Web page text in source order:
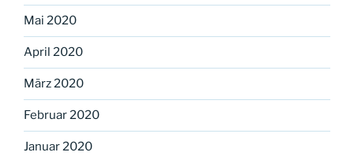
Mai 2020
April 2020
März 2020
Februar 2020
Januar 2020